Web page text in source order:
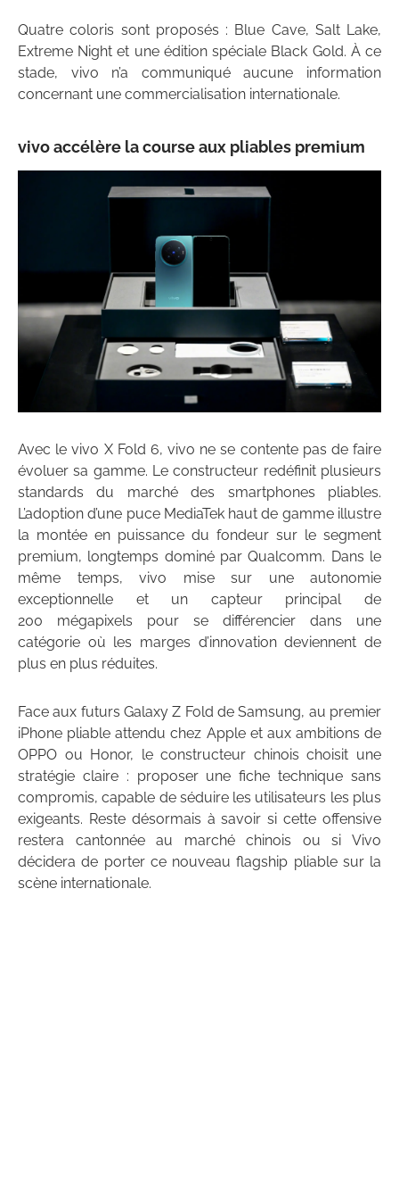
Quatre coloris sont proposés : Blue Cave, Salt Lake,
Extreme Night et une édition spéciale Black Gold. À ce
stade, vivo n’a communiqué aucune information
concernant une commercialisation internationale.
vivo accélère la course aux pliables premium
Avec le vivo X Fold 6, vivo ne se contente pas de faire
évoluer sa gamme. Le constructeur redéfinit plusieurs
standards du marché des smartphones pliables.
L’adoption d’une puce MediaTek haut de gamme illustre
la montée en puissance du fondeur sur le segment
premium, longtemps dominé par Qualcomm. Dans le
même temps, vivo mise sur une autonomie
exceptionnelle et un capteur principal de
200 mégapixels pour se différencier dans une
catégorie où les marges d’innovation deviennent de
plus en plus réduites.
Face aux futurs Galaxy Z Fold de Samsung, au premier
iPhone pliable attendu chez Apple et aux ambitions de
OPPO ou Honor, le constructeur chinois choisit une
stratégie claire : proposer une fiche technique sans
compromis, capable de séduire les utilisateurs les plus
exigeants. Reste désormais à savoir si cette offensive
restera cantonnée au marché chinois ou si Vivo
décidera de porter ce nouveau flagship pliable sur la
scène internationale.